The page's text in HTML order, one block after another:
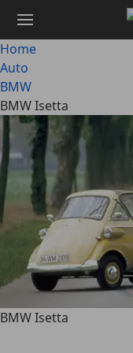
contenuto
principale
Home
Auto
BMW
BMW Isetta
BMW Isetta